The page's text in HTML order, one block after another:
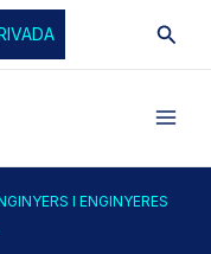
I ENGINYERES